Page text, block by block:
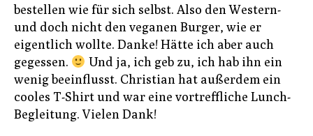
bestellen wie für sich selbst. Also den Western-
und doch nicht den veganen Burger, wie er
eigentlich wollte. Danke! Hätte ich aber auch
gegessen.
Und ja, ich geb zu, ich hab ihn ein
wenig beeinflusst. Christian hat außerdem ein
cooles T-Shirt und war eine vortreffliche Lunch-
Begleitung. Vielen Dank!